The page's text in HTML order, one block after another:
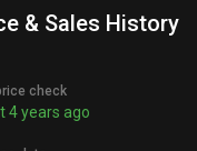
& Sales History
check
4 years ago